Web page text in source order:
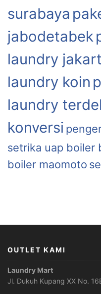
surabaya
jabodetabek
laundry
laundry koin
laundry
konversi
setrika uap boiler
boiler maomoto
OUTLET KAMI
Laundry Mart
Jl. Dukuh Kupang XX No.